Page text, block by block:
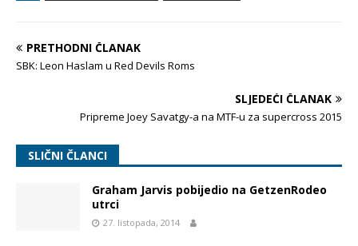
PRETHODNI ČLANAK
SBK: Leon Haslam u Red Devils Roms
SLJEDEĆI ČLANAK
Pripreme Joey Savatgy-a na MTF-u za supercross 2015
SLIČNI ČLANCI
Graham Jarvis pobijedio na GetzenRodeo
utrci
27. listopada, 2014